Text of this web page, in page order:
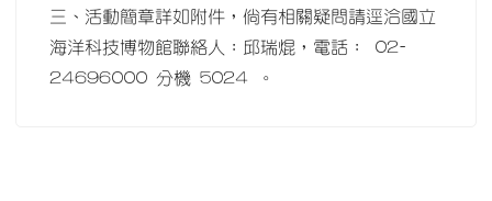
三、活動簡章詳如附件，倘有相關疑問請逕洽國立
海洋科技博物館聯絡人：邱瑞焜，電話： 02-
24696000 分機 5024 。